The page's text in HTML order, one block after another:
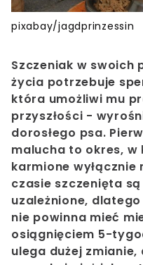
pixabay/jagdprinzessin
Szczeniak w swoich
życia potrzebuje
która umożliwi mu
przyszłości -
dorosłego psa.
malucha to okres,
karmione
czasie szczenięta
uzależnione,
nie powinna mieć
osiągnięciem 5-
ulega dużej zmianie,